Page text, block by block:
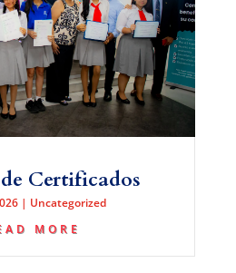
Certificados
| Uncategorized
MORE